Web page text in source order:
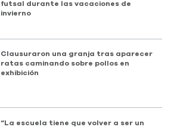
futsal durante las vacaciones de
invierno
Clausuraron una granja tras aparecer
ratas caminando sobre pollos en
exhibición
“La escuela tiene que volver a ser un